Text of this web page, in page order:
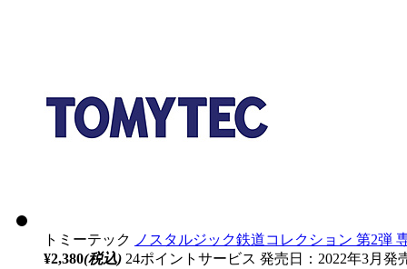
トミーテック ノスタルジック鉄道コレクション 第2弾
¥2,380(税込) 24ポイントサービス 発売日：2022年3月発